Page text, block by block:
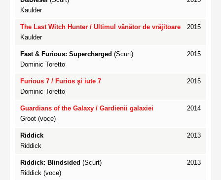
Kaulder
2015
The Last Witch Hunter / Ultimul vânător de vrăjitoare
Kaulder
2015
Fast & Furious: Supercharged (Scurt)
Dominic Toretto
2015
Furious 7 / Furios şi iute 7
Dominic Toretto
2014
Guardians of the Galaxy / Gardienii galaxiei
Groot (voce)
2013
Riddick
Riddick
2013
Riddick: Blindsided (Scurt)
Riddick (voce)